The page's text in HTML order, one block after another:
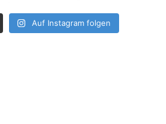
Auf Instagram folgen